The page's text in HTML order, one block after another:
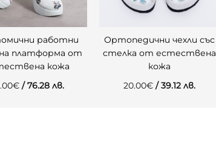
работни
на платформа от
кожа
€ / 76.28 лв.
Ортопедични чехли със
стелка от естествена
кожа
20.00€ / 39.12 лв.